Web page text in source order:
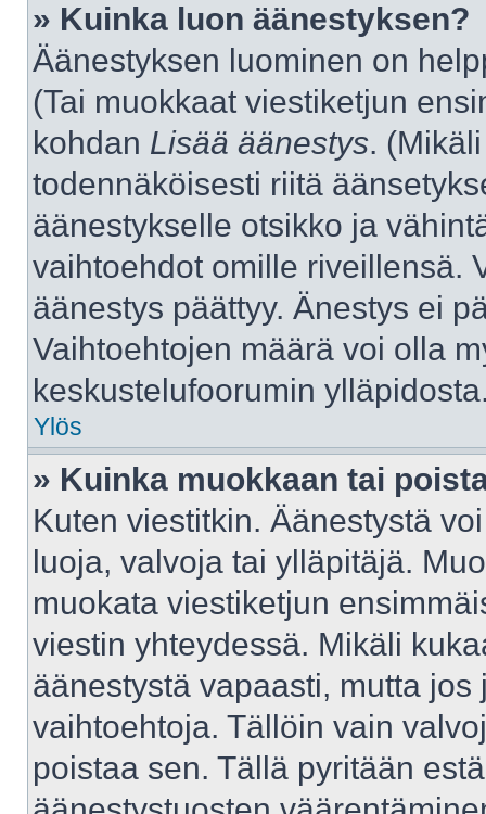
» Kuinka luon äänestyksen?
Äänestyksen luominen on
(Tai muokkaat viestiketjun
kohdan Lisää äänestys.
todennäköisesti riitä
äänestykselle otsikko ja
vaihtoehdot omille riveillensä.
äänestys päättyy. Änestys ei
Vaihtoehtojen määrä voi olla
keskustelufoorumin
Ylös
» Kuinka muokkaan tai
Kuten viestitkin. Äänestystä
luoja, valvoja tai ylläpitäjä.
muokata viestiketjun
viestin yhteydessä. Mikäli
äänestystä vapaasti, mutta
vaihtoehtoja. Tällöin vain
poistaa sen. Tällä pyritään